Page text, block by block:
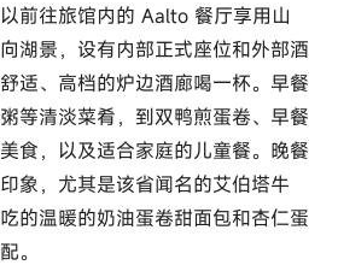
前往旅馆内的 Aalto 餐厅享用山
湖景，设有内部正式座位和外部酒
适、高档的炉边酒廊喝一杯。早餐
等清淡菜肴，到双鸭煎蛋卷、早餐
食，以及适合家庭的儿童餐。晚餐
象，尤其是该省闻名的艾伯塔牛
的温暖的奶油蛋卷甜面包和杏仁蛋
。